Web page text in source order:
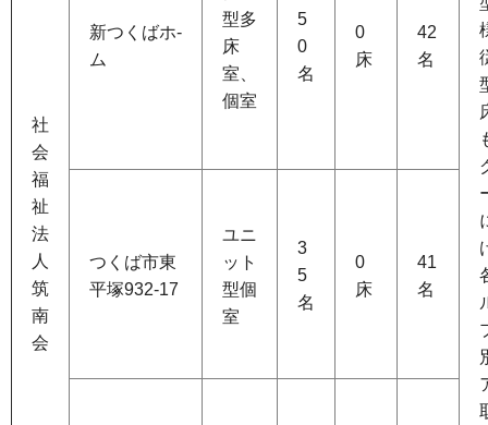
社
会
福
祉
法
人
筑
南
会
新つくばホ-
ム
型多
床
室、
個室
5
0
名
0
床
42
名
つくば市東
平塚932-17
ユニ
ット
型個
室
3
5
名
0
床
41
名